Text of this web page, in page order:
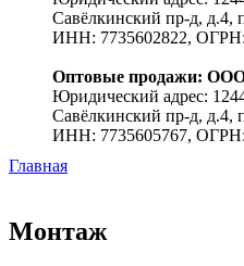
Савёлкинский пр-д, д.4,
ИНН: 7735602822, ОГРН:
Оптовые продажи:
Юридический адрес:
Савёлкинский пр-д, д.4,
ИНН: 7735605767, ОГРН:
Главная
Монтаж